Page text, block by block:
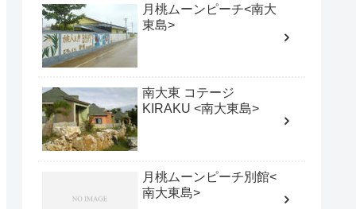
月桃ムーンピーチ<南大
東島>
南大東 コテージ
KIRAKU <南大東島>
月桃ムーンピーチ別館<
南大東島>